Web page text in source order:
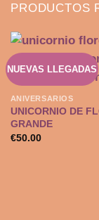
PRODUCTOS
NUEVAS LLEGADAS
ANIVERSARIOS
UNICORNIO DE
GRANDE
€50.00